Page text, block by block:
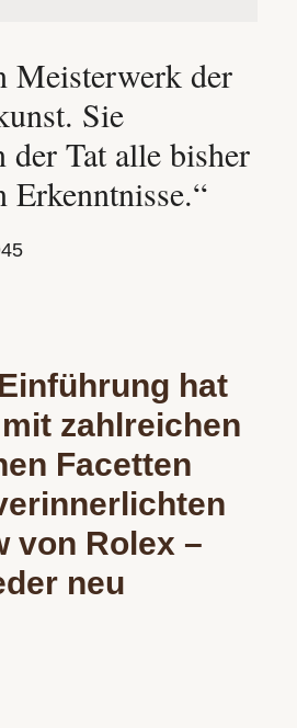
Meisterwerk der
Sie
der Tat alle bisher
Erkenntnisse.“
hat
zahlreichen
Facetten
von Rolex –
neu